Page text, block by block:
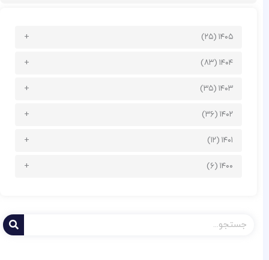
۱۴۰۵ (۲۵)
۱۴۰۴ (۸۳)
۱۴۰۳ (۳۵)
۱۴۰۲ (۳۶)
۱۴۰۱ (۱۲)
۱۴۰۰ (۶)
کردن